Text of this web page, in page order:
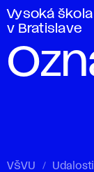
Vysoká
v Bratislave
VŠVU Udalosti